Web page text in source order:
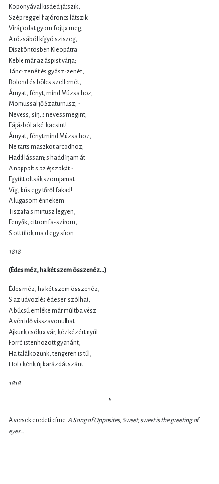
Koponyával kisded játszik,
Szép reggel hajóroncs látszik;
Virágodat gyom fojtja meg;
A rózsából kígyó sziszeg;
Díszköntösben Kleopátra
Keble már az áspist várja;
Tánc-zenét és gyász-zenét,
Bolond és bölcs szellemét,
Árnyat, fényt, mind Múzsa hoz;
Momussal jő Szaturnusz; -
Nevess, sírj, s nevess megint;
Fájásból a kéj kacsint!
Árnyat, fényt mind Múzsa hoz,
Ne tarts maszkot arcodhoz;
Hadd lássam; s hadd írjam át
A nappalt s az éjszakát -
Együtt oltsák szomjamat:
Víg, bús egy tőről fakad!
A lugasom énnekem
Tiszafa s mirtusz legyen,
Fenyők, citromfa-szirom,
S ott ülök majd egy síron.
1818
(Édes méz, ha két szem összenéz...)
Édes méz, ha két szem összenéz,
S az üdvözlés édesen szólhat,
A búcsú emléke már múltba vész
A vén idő visszavonulhat.
Ajkunk csókra vár, kéz kézért nyúl
Forró istenhozott gyanánt,
Ha találkozunk, tengeren is túl,
Hol ekénk új barázdát szánt.
1818
*
A versek eredeti címe: A Song of Opposites; Sweet, sweet is the greeting of
eyes...